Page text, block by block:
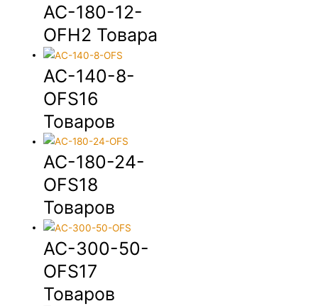
AC-180-12-
OFH2 Товара
AC-140-8-
OFS16
Товаров
AC-180-24-
OFS18
Товаров
AC-300-50-
OFS17
Товаров